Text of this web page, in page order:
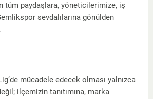
tüm paydaşlara, yöneticilerimize, iş
sevdalılarına gönülden
mücadele edecek olması yalnızca
ilçemizin tanıtımına, marka